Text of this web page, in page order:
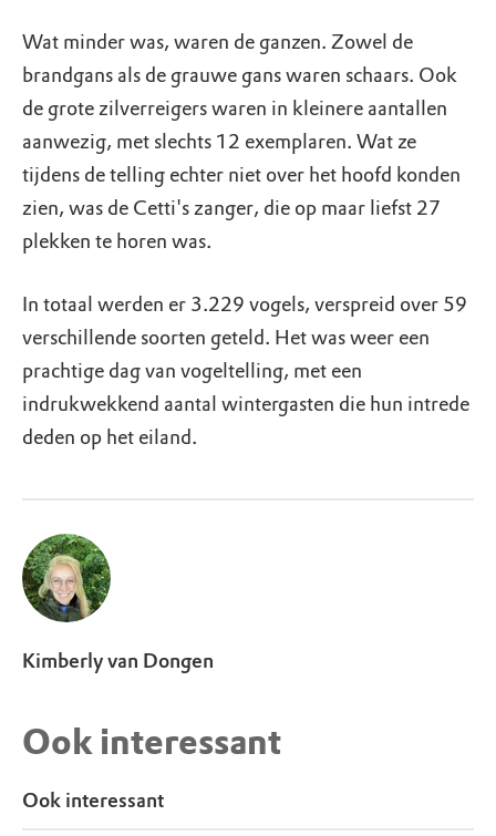
Wat minder was, waren de ganzen. Zowel de
brandgans als de grauwe gans waren schaars. Ook
de grote zilverreigers waren in kleinere aantallen
aanwezig, met slechts 12 exemplaren. Wat ze
tijdens de telling echter niet over het hoofd konden
zien, was de Cetti's zanger, die op maar liefst 27
plekken te horen was.
In totaal werden er 3.229 vogels, verspreid over 59
verschillende soorten geteld. Het was weer een
prachtige dag van vogeltelling, met een
indrukwekkend aantal wintergasten die hun intrede
deden op het eiland.
Kimberly van Dongen
Ook interessant
Ook interessant